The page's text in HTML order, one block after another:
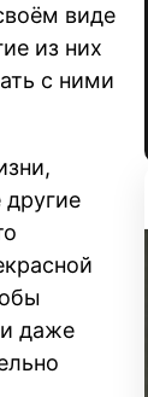
виде
из них
с ними
другие
даже